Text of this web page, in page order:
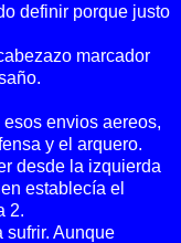
definir porque justo
marcador
envios aereos,
y el arquero.
desde la izquierda
establecía el
2.
sufrir. Aunque